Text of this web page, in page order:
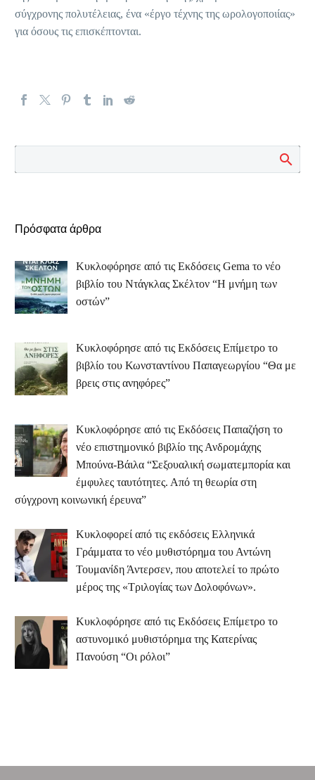
σύγχρονης πολυτέλειας, ένα «έργο τέχνης της ωρολογοποιίας»
για όσους τις επισκέπτονται.
Πρόσφατα άρθρα
Κυκλοφόρησε από τις Εκδόσεις Gema το νέο
βιβλίο του Ντάγκλας Σκέλτον “Η μνήμη των
οστών”
Κυκλοφόρησε από τις Εκδόσεις Επίμετρο το
βιβλίο του Κωνσταντίνου Παπαγεωργίου “Θα με
βρεις στις ανηφόρες”
Κυκλοφόρησε από τις Εκδόσεις Παπαζήση το
νέο επιστημονικό βιβλίο της Ανδρομάχης
Μπούνα-Βάιλα “Σεξουαλική σωματεμπορία και
έμφυλες ταυτότητες. Από τη θεωρία στη
σύγχρονη κοινωνική έρευνα”
Κυκλοφορεί από τις εκδόσεις Ελληνικά
Γράμματα το νέο μυθιστόρημα του Αντώνη
Τουμανίδη Άντερσεν, που αποτελεί το πρώτο
μέρος της «Τριλογίας των Δολοφόνων».
Κυκλοφόρησε από τις Εκδόσεις Επίμετρο το
αστυνομικό μυθιστόρημα της Κατερίνας
Πανούση “Οι ρόλοι”